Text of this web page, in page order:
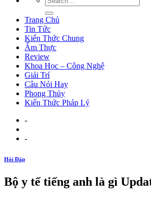
Trang Chủ
Tin Tức
Kiến Thức Chung
Ẩm Thực
Review
Khoa Học – Công Nghệ
Giải Trí
Câu Nói Hay
Phong Thủy
Kiến Thức Pháp Lý
-
-
Hỏi Đáp
Bộ y tế tiếng anh là gì